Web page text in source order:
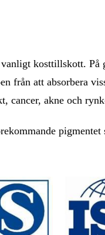
kosttillskott. På
att absorbera
akne och
pigmentet